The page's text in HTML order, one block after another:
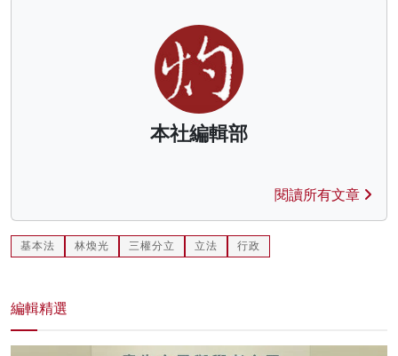
本社編輯部
閱讀所有文章
基本法 林煥光 三權分立 立法 行政
編輯精選